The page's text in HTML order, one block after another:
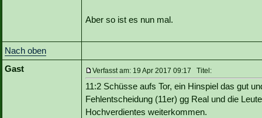
Aber so ist es nun mal.
Nach oben
Gast
Verfasst am: 19 Apr 2017 09:17 Titel:
11:2 Schüsse aufs Tor, ein Hinspiel das gut
Fehlentscheidung (11er) gg Real und die
Hochverdientes weiterkommen.